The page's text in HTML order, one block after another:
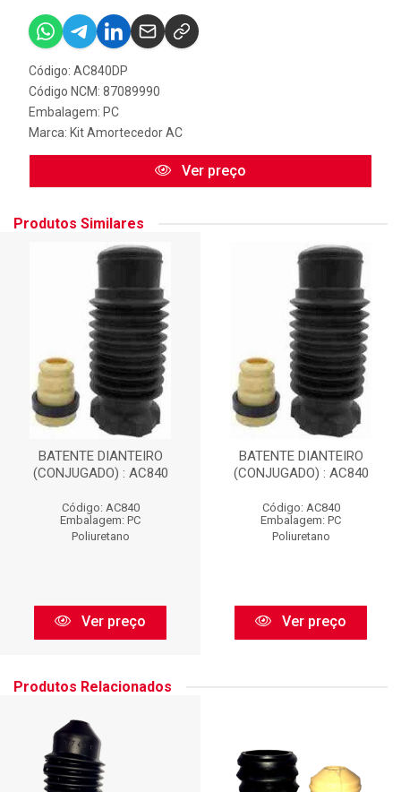
Código: AC840DP
Código NCM: 87089990
Embalagem: PC
Marca: Kit Amortecedor AC
Ver preço
Produtos Similares
BATENTE DIANTEIRO
(CONJUGADO) : AC840
Código: AC840
Embalagem: PC
Poliuretano
Ver preço
BATENTE DIANTEIRO
(CONJUGADO) : AC840
Código: AC840
Embalagem: PC
Poliuretano
Ver preço
Produtos Relacionados